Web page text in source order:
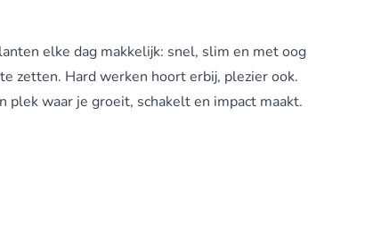
elke dag makkelijk: snel, slim en met oog
zetten. Hard werken hoort erbij, plezier ook.
plek waar je groeit, schakelt en impact maakt.